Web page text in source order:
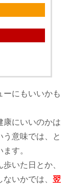
ーにもいいかも
康にいいのかは
意味では、と
す。
いた日とか、
いかでは、 翌